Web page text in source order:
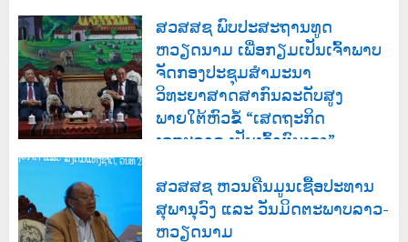
ສວສສຊ ພົບປະສະຖານທູດ
ຫວຽດນາມ ເພື່ອກຽມເປັນເຈົ້າພາບ
ຈັດກອງປະຊຸມສຳມະນາ
ວິທະຍາສາດສາກົນລະດັບສູງ
ພາຍໃຕ້ຫົວຂໍ້ “ເສດຖະກິດ
ເອກະລາດ ເປັນເຈົ້າຕົນເອງ”
ສວສສຊ ຫວນຄືນມູນເຊື້ອປະທານ
ສຸພານຸວົງ ແລະ ວັນມິດຕະພາບລາວ-
ຫວຽດນາມ